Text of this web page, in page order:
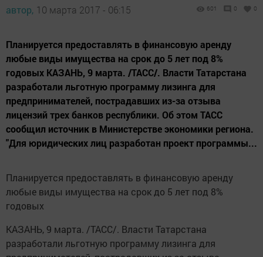
автор, 10 марта 2017 - 06:15 601 0 0
Планируется предоставлять в финансовую аренду
любые виды имущества на срок до 5 лет под 8%
годовых КАЗАНЬ, 9 марта. /ТАСС/. Власти Татарстана
разработали льготную программу лизинга для
предпринимателей, пострадавших из-за отзыва
лицензий трех банков республики. Об этом ТАСС
сообщил источник в Министерстве экономики региона.
"Для юридических лиц разработан проект программы...
Планируется предоставлять в финансовую аренду
любые виды имущества на срок до 5 лет под 8%
годовых
КАЗАНЬ, 9 марта. /ТАСС/. Власти Татарстана
разработали льготную программу лизинга для